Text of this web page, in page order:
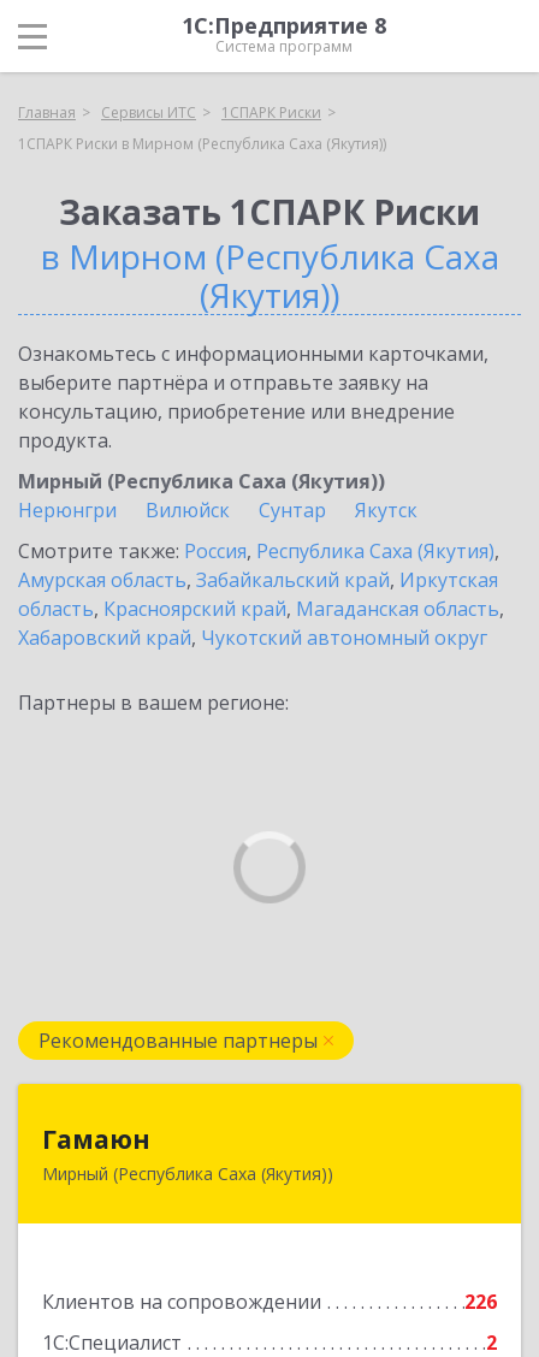
1С:Предприятие 8
Система программ
Главная Сервисы ИТС
1СПАРК Риски
1СПАРК Риски в Мирном (Республика Саха (Якутия))
Заказать 1СПАРК Риски
в Мирном (Республика Саха
(Якутия))
Ознакомьтесь с информационными карточками,
выберите партнёра и отправьте заявку на
консультацию, приобретение или внедрение
продукта.
Мирный (Республика Саха (Якутия))
Нерюнгри
Вилюйск Сунтар
Якутск
Смотрите также: Россия, Республика Саха (Якутия),
Амурская область, Забайкальский край, Иркутская
область, Красноярский край, Магаданская область,
Хабаровский край, Чукотский автономный округ
Партнеры в вашем регионе:
Рекомендованные партнеры
Гамаюн
Мирный (Республика Саха (Якутия))
Клиентов на сопровождении
226
1С:Специалист
2
678170, Саха /Якутия/ Респ, Мирнинский у,
Подробнее